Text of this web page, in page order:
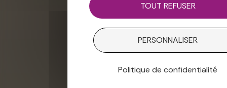
TOUT REFUSER
PERSONNALISER
Politique de confidentialité